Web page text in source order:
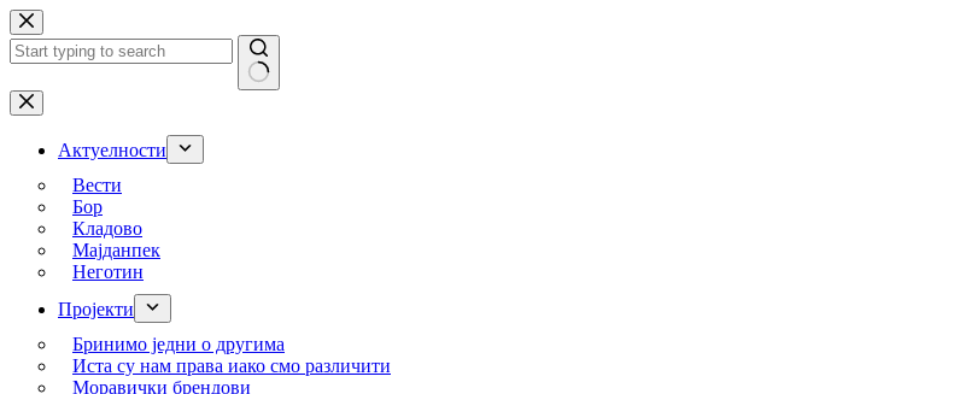
Skip
to
content
No
results
Актуелности
Вести
Бор
Кладово
Мајданпек
Неготин
Пројекти
Бринимо једни о другима
Иста су нам права иако смо различити
Моравички брендови